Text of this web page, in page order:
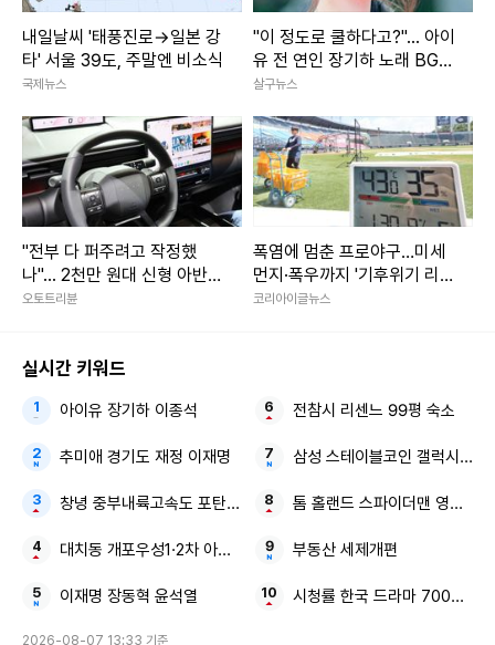
내일날씨 '태풍진로→일본 강
타' 서울 39도, 주말엔 비소식
국제뉴스
"이 정도로 쿨하다고?"... 아이
유 전 연인 장기하 노래 BGM
선택해 난리 난 상황
살구뉴스
"전부 다 퍼주려고 작정했
나"... 2천만 원대 신형 아반
떼, 그랜저 역차별 수준 사양
오토트리뷴
폭염에 멈춘 프로야구…미세
먼지·폭우까지 '기후위기 리
그' 현실됐다
코리아이글뉴스
실시간 키워드
아이유 장기하 이종석
추미애 경기도 재정 이재명
창녕 중부내륙고속도 포탄 발견
대치동 개포우성1·2차 아파트 재건축
이재명 장동혁 윤석열
전참시 리센느 99평 숙소
삼성 스테이블코인 갤럭시 Z
톰 홀랜드 스파이더맨 영화 역
부동산 세제개편
시청률 한국 드라마 700만 뷰
2026-08-07 13:33 기준